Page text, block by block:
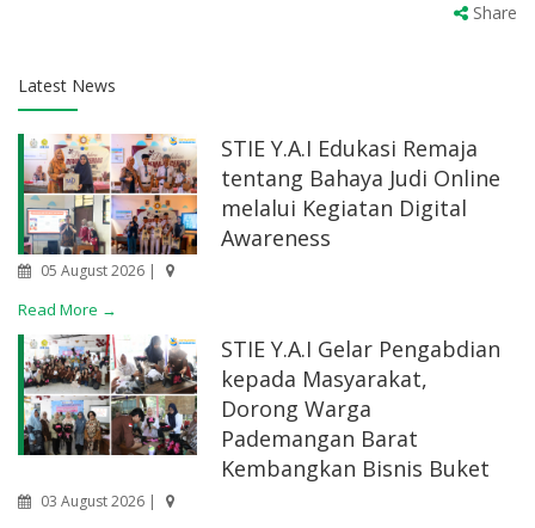
Share
Latest News
STIE Y.A.I Edukasi Remaja
tentang Bahaya Judi Online
melalui Kegiatan Digital
Awareness
05 August 2026 |
Read More →
STIE Y.A.I Gelar Pengabdian
kepada Masyarakat,
Dorong Warga
Pademangan Barat
Kembangkan Bisnis Buket
03 August 2026 |